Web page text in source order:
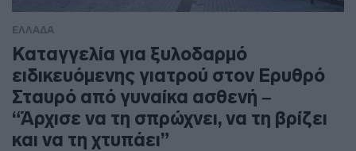
ΕΛΛΑΔΑ
Καταγγελία για ξυλοδαρμό
ειδικευόμενης γιατρού στον Ερυθρό
Σταυρό από γυναίκα ασθενή –
“Άρχισε να τη σπρώχνει, να τη βρίζει
και να τη χτυπάει”